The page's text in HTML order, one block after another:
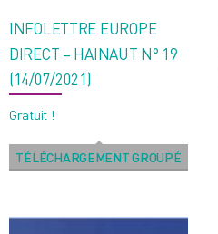
INFOLETTRE EUROPE
DIRECT – HAINAUT N° 19
(14/07/2021)
Gratuit !
TÉLÉCHARGEMENT GROUPÉ